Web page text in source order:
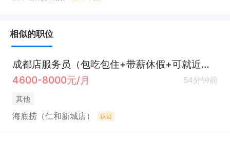
相似的职位
成都店服务员（包吃包住+带薪休假+可就近安排）
4600-8000元/月
54分钟前
其他
海底捞（仁和新城店） 认证